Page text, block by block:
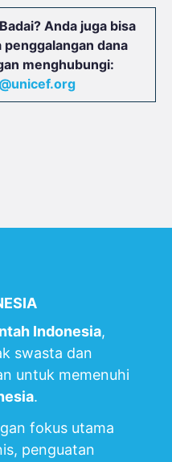
Anda juga bisa
dana
menghubungi:
Indonesia,
swasta dan
untuk memenuhi
.
fokus utama
penguatan